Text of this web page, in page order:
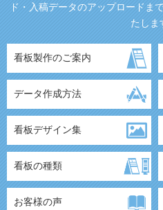
ド・入稿データのアップロードま
たしま
看板製作のご案内
データ作成方法
看板デザイン集
看板の種類
お客様の声